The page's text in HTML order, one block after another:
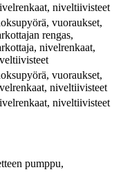
niveltiivisteet
vuoraukset,
rengas,
nivelrenkaat,
vuoraukset,
niveltiivisteet
niveltiivisteet